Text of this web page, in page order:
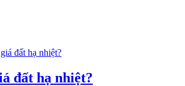
đất hạ nhiệt?